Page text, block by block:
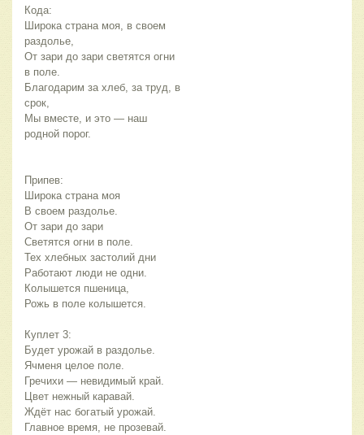
Кода:
Широка страна моя, в своем
раздолье,
От зари до зари светятся огни
в поле.
Благодарим за хлеб, за труд, в
срок,
Мы вместе, и это — наш
родной порог.
Припев:
Широка страна моя
В своем раздолье.
От зари до зари
Светятся огни в поле.
Тех хлебных застолий дни
Работают люди не одни.
Колышется пшеница,
Рожь в поле колышется.
Куплет 3:
Будет урожай в раздолье.
Ячменя целое поле.
Гречихи — невидимый край.
Цвет нежный каравай.
Ждёт нас богатый урожай.
Главное время, не прозевай.